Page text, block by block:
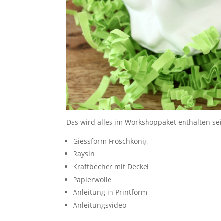
Das wird alles im Workshoppaket enthalten
Giessform Froschkönig
Raysin
Kraftbecher mit Deckel
Papierwolle
Anleitung in Printform
Anleitungsvideo